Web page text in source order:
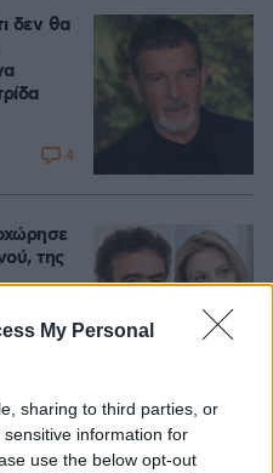
My Personal
sharing to third parties, or
information for
use the below opt-out
δεν θα
4
της